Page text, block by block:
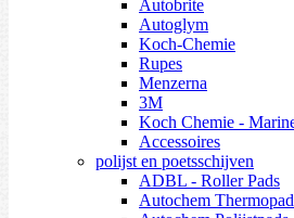
Autobrite
Autoglym
Koch-Chemie
Rupes
Menzerna
3M
Koch Chemie -
Accessoires
polijst en poetsschijven
ADBL - Roller Pads
Autochem